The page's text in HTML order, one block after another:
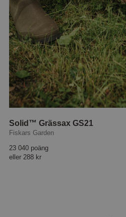
Solid™ Grässax GS21
Fiskars Garden
23 040 poäng
eller 288 kr